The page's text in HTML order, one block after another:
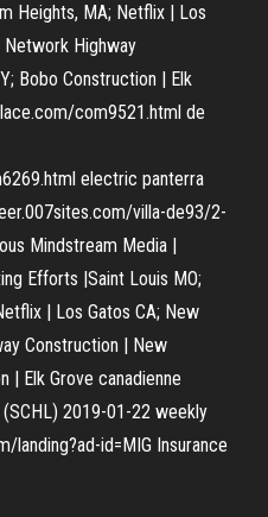
Heights, MA; Netflix | Los
Network Highway
Bobo Construction | Elk
com9521.html de
electric panterra
villa-de93/2-
Mindstream Media |
Efforts |Saint Louis MO;
| Los Gatos CA; New
Construction | New
| Elk Grove canadienne
2019-01-22 weekly
landing?ad-id=MIG Insurance